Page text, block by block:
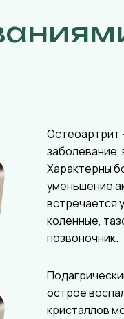
Остеоартрит
заболевание,
Характерны
уменьшение
встречается
коленные,
позвоночник.
острое
кристаллов